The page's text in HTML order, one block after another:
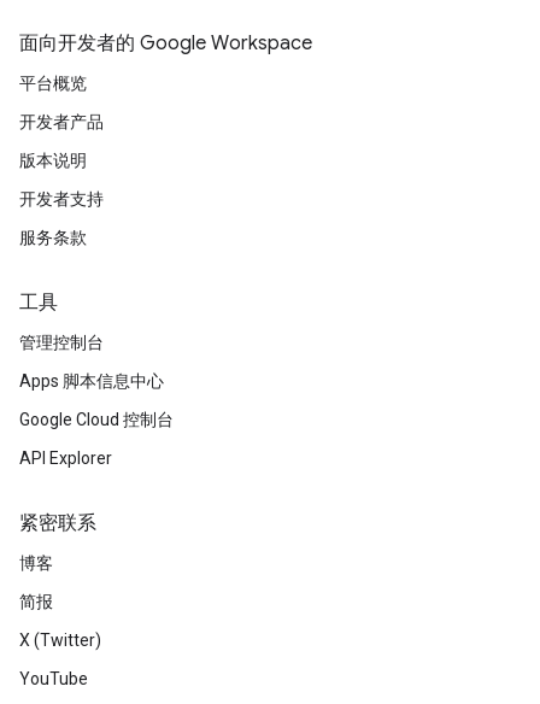
面向开发者的 Google Workspace
平台概览
开发者产品
版本说明
开发者支持
服务条款
工具
管理控制台
Apps 脚本信息中心
Google Cloud 控制台
API Explorer
紧密联系
博客
简报
X (Twitter)
YouTube